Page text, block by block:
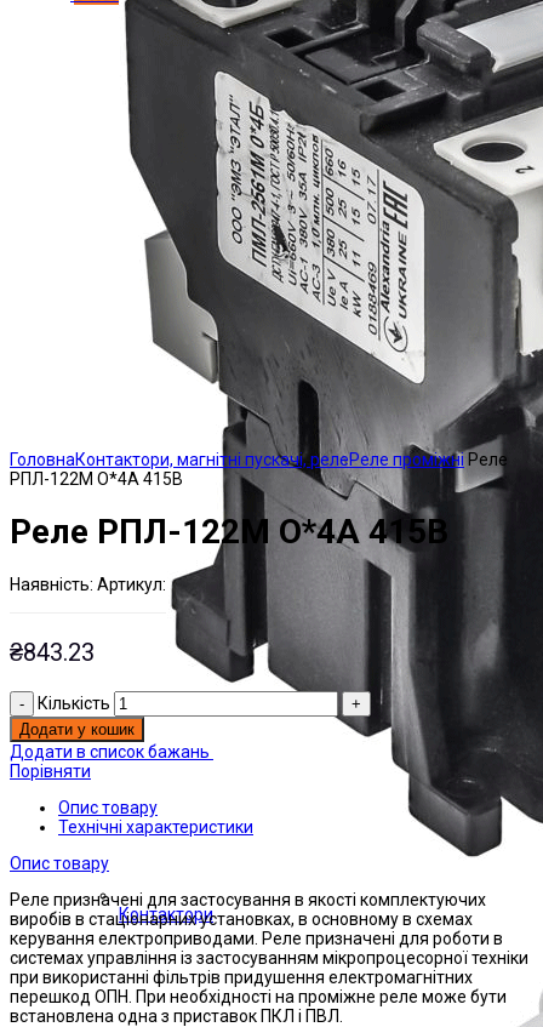
Контактори
ГоловнаКонтактори, магнітні пускачі, релеРеле проміжні Реле
РПЛ-122М О*4А 415В
Реле РПЛ-122М О*4А 415В
Наявнiсть: Артикул:
₴843.23
Кількість
Додати у кошик
Додати в список бажань
Порівняти
Опис товару
Технічні характеристики
Опис товару
Реле призначені для застосування в якості комплектуючих
виробів в стаціонарних установках, в основному в схемах
керування електроприводами. Реле призначені для роботи в
системах управління із застосуванням мікропроцесорної техніки
при використанні фільтрів придушення електромагнітних
перешкод ОПН. При необхідності на проміжне реле може бути
встановлена ​​одна з приставок ПКЛ і ПВЛ.